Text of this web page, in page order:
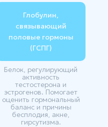
Глобулин,
связывающий
половые гормоны
(ГСПГ)
Белок, регулирующий
активность
тестостерона и
эстрогенов. Помогает
оценить гормональный
баланс и причины
бесплодия, акне,
гирсутизма.